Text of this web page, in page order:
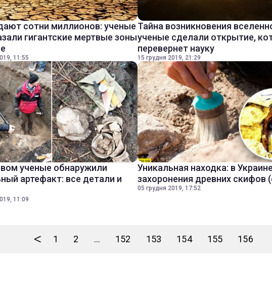
сотни миллионов: ученые
гигантские мертвые зоны
11:55
Тайна возникновения
ученые сделали открытие,
перевернет науку
15 грудня 2019, 21:29
ученые обнаружили
артефакт: все детали и
11:09
Уникальная находка: в
захоронения древних скифов
05 грудня 2019, 17:52
< 1 2 ... 152 153 154 155 156